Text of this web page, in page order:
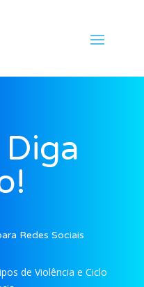
Redes Sociais
de Violência e Ciclo